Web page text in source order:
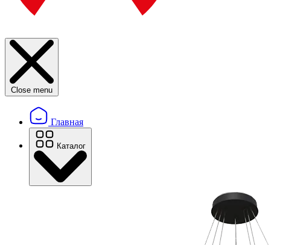
Close menu
Главная
Каталог